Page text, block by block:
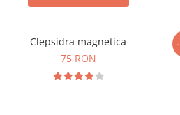
Clepsidra magnetica
75 RON